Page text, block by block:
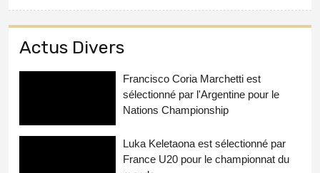
Actus Divers
Francisco Coria Marchetti est
sélectionné par l'Argentine pour le
Nations Championship
Luka Keletaona est sélectionné par
France U20 pour le championnat du